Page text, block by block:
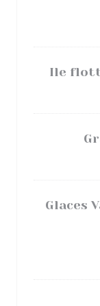
Ile
Glaces